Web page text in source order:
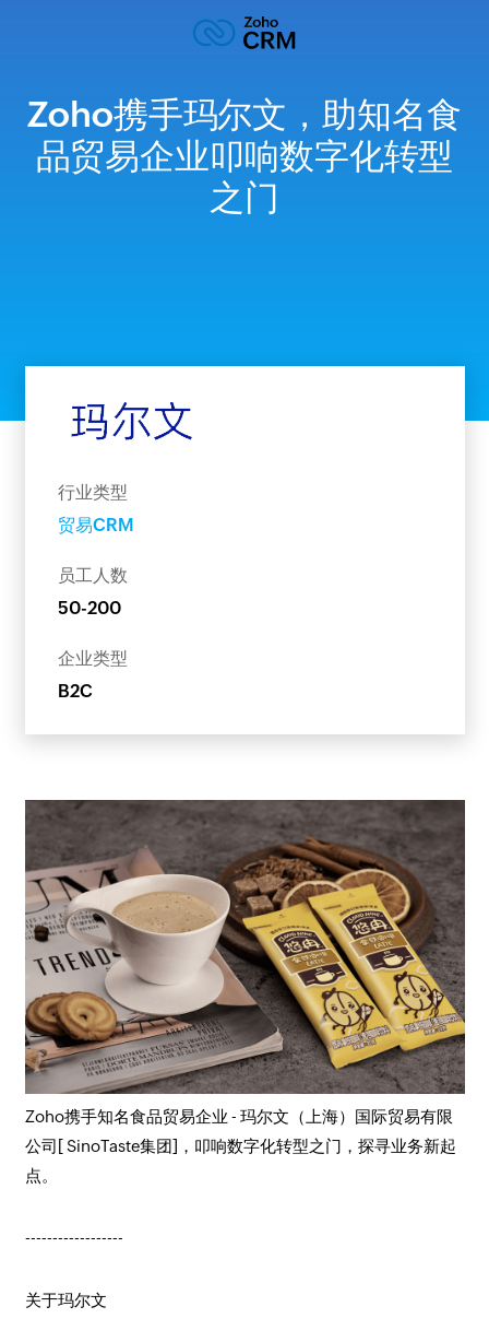
Zoho携手玛尔文，助知名食
品贸易企业叩响数字化转型
之门
行业类型
贸易CRM
员工人数
50-200
企业类型
B2C
Zoho携手知名食品贸易企业 - 玛尔文（上海）国际贸易有限
公司[ SinoTaste集团]，叩响数字化转型之门，探寻业务新起
点。
------------------
关于玛尔文